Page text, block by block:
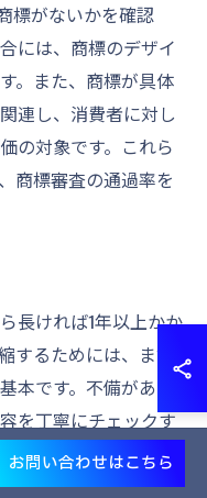
標がないかを確認
には、商標のデザイ
。また、商標が具体
連し、消費者に対し
の対象です。これら
商標審査の通過率を
長ければ1年以上かか
するためには、まず
本です。不備がある
を丁寧にチェックす
提供するオンライン
きの効率を上げるこ
お問い合わせはこちら